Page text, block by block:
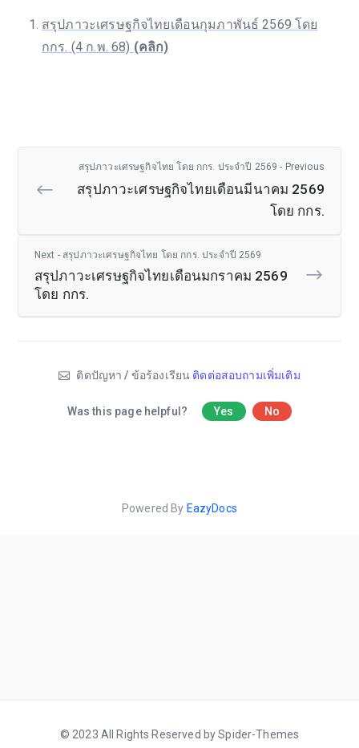
สรุปภาวะเศรษฐกิจไทยเดือนกุมภาพันธ์ 2569 โดย
กกร. (4 ก.พ. 68) (คลิก)
สรุปภาวะเศรษฐกิจไทย โดย กกร. ประจำปี 2569 - Previous
สรุปภาวะเศรษฐกิจไทยเดือนมีนาคม 2569
โดย กกร.
Next - สรุปภาวะเศรษฐกิจไทย โดย กกร. ประจำปี 2569
สรุปภาวะเศรษฐกิจไทยเดือนมกราคม 2569
โดย กกร.
ติดปัญหา / ข้อร้องเรียน ติดต่อสอบถามเพิ่มเติม
Was this page helpful? Yes No
Powered By EazyDocs
© 2023 All Rights Reserved by Spider-Themes